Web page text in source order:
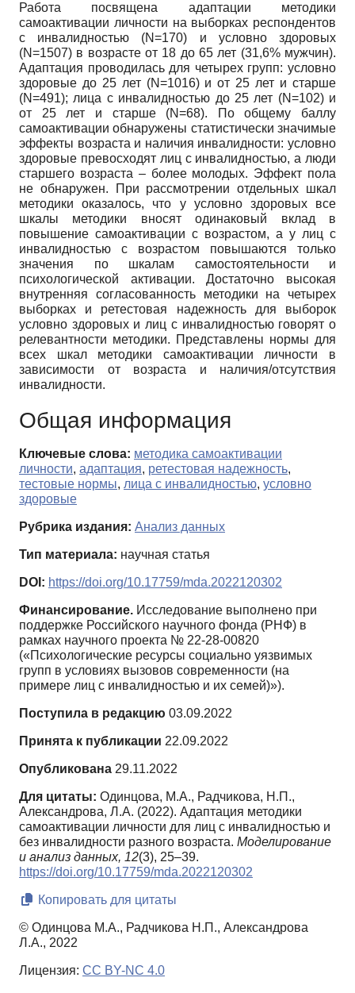
Работа посвящена адаптации методики
самоактивации личности на выборках респондентов
с инвалидностью (N=170) и условно здоровых
(N=1507) в возрасте от 18 до 65 лет (31,6% мужчин).
Адаптация проводилась для четырех групп: условно
здоровые до 25 лет (N=1016) и от 25 лет и старше
(N=491); лица с инвалидностью до 25 лет (N=102) и
от 25 лет и старше (N=68). По общему баллу
самоактивации обнаружены статистически значимые
эффекты возраста и наличия инвалидности: условно
здоровые превосходят лиц с инвалидностью, а люди
старшего возраста – более молодых. Эффект пола
не обнаружен. При рассмотрении отдельных шкал
методики оказалось, что у условно здоровых все
шкалы методики вносят одинаковый вклад в
повышение самоактивации с возрастом, а у лиц с
инвалидностью с возрастом повышаются только
значения по шкалам самостоятельности и
психологической активации. Достаточно высокая
внутренняя согласованность методики на четырех
выборках и ретестовая надежность для выборок
условно здоровых и лиц с инвалидностью говорят о
релевантности методики. Представлены нормы для
всех шкал методики самоактивации личности в
зависимости от возраста и наличия/отсутствия
инвалидности.
Общая информация
Ключевые слова: методика самоактивации
личности, адаптация, ретестовая надежность,
тестовые нормы, лица с инвалидностью, условно
здоровые
Рубрика издания: Анализ данных
Тип материала: научная статья
DOI: https://doi.org/10.17759/mda.2022120302
Финансирование. Исследование выполнено при
поддержке Российского научного фонда (РНФ) в
рамках научного проекта № 22-28-00820
(«Психологические ресурсы социально уязвимых
групп в условиях вызовов современности (на
примере лиц с инвалидностью и их семей)»).
Поступила в редакцию 03.09.2022
Принята к публикации 22.09.2022
Опубликована 29.11.2022
Для цитаты: Одинцова, М.А., Радчикова, Н.П.,
Александрова, Л.А. (2022). Адаптация методики
самоактивации личности для лиц с инвалидностью и
без инвалидности разного возраста. Моделирование
и анализ данных, 12(3), 25–39.
https://doi.org/10.17759/mda.2022120302
Копировать для цитаты
© Одинцова М.А., Радчикова Н.П., Александрова
Л.А., 2022
Лицензия: CC BY-NC 4.0